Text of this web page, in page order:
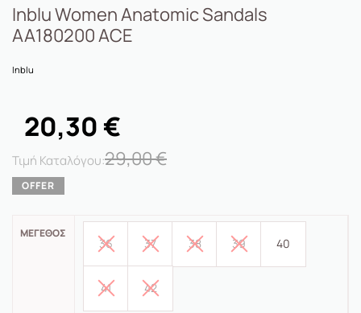
Inblu Women Anatomic Sandals
ΑΑ180200 ACE
Inblu
29,00€
20,30 €
ΜΈΓΕΘΟΣ
36 37 38 39 40
41 42